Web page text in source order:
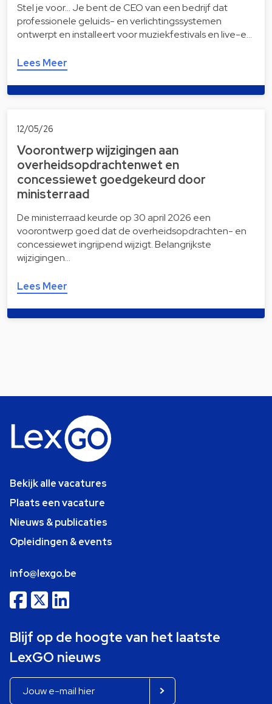
Stel je voor… Je bent de CEO van een bedrijf dat
professionele geluids- en verlichtingssystemen
ontwerpt en installeert voor muziekfestivals en live-e…
Lees Meer
12/05/26
Voorontwerp wijzigingen aan
overheidsopdrachtenwet en
concessiewet goedgekeurd door
ministerraad
De ministerraad keurde op 30 april 2026 een
voorontwerp goed dat de overheidsopdrachten- en
concessiewet ingrijpend wijzigt. Belangrijkste
wijzigingen…
Lees Meer
Bekijk alle vacatures
Plaats een vacature
Nieuws & publicaties
Opleidingen & events
info@lexgo.be
Blijf op de hoogte van het laatste
LexGO nieuws